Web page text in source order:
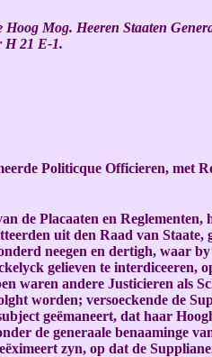
Mog. Heeren Staaten
H 21 E-1.
Politicque Officieren, met
de Placaaten en Reglementen,
uit den Raad van Staate,
neegen en dertigh, waar
gelieven te interdiceeren,
waren andere Justicieren als
worden; versoeckende de
geëmaneert, dat haar
de generaale benaaminge
zyn, op dat de